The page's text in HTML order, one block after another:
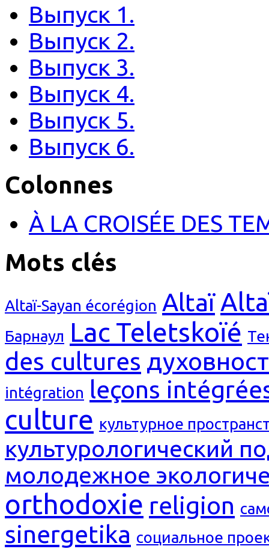
Выпуск 1.
Выпуск 2.
Выпуск 3.
Выпуск 4.
Выпуск 5.
Выпуск 6.
Colonnes
À LA CROISÉE DES
Mots clés
Altaï-Sayan écorégion Altaï
Барнаул Lac Teletskoïé
des cultures
intégration leçons
culture культурное
культурологический
молодежное
orthodoxie religion
sinergetika социальное